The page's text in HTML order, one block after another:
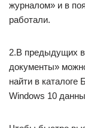
Untrusted
Как разделить
Как